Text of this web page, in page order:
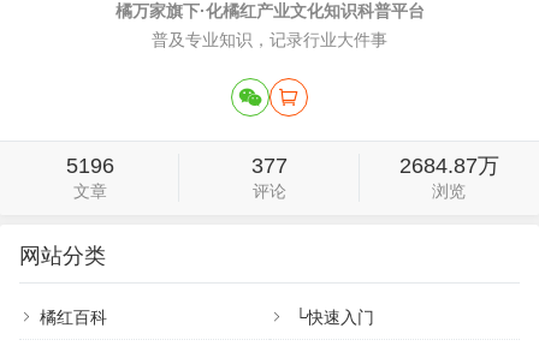
橘万家旗下·化橘红产业文化知识科普平台
普及专业知识，记录行业大件事
5196
文章
377
评论
2684.87万
浏览
网站分类
橘红百科 └快速入门